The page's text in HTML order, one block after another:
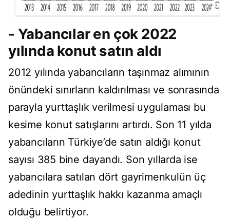
- Yabancılar en çok 2022
yılında konut satın aldı
2012 yılında yabancıların taşınmaz alımının
önündeki sınırların kaldırılması ve sonrasında
parayla yurttaşlık verilmesi uygulaması bu
kesime konut satışlarını artırdı. Son 11 yılda
yabancıların Türkiye’de satın aldığı konut
sayısı 385 bine dayandı. Son yıllarda ise
yabancılara satılan dört gayrimenkulün üç
adedinin yurttaşlık hakkı kazanma amaçlı
olduğu belirtiyor.